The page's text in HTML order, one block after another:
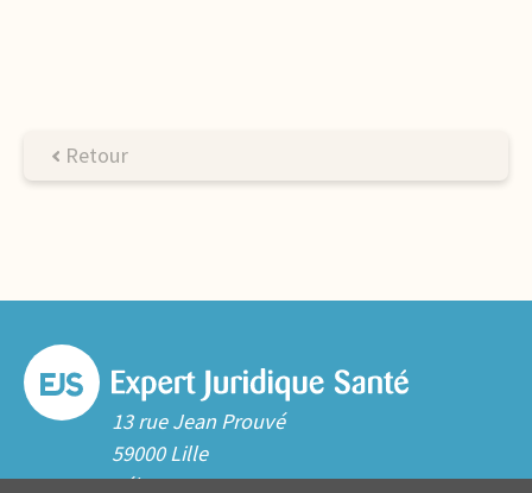
Retour
13 rue Jean Prouvé
59000 Lille
Tél. 03 20 06 70 10